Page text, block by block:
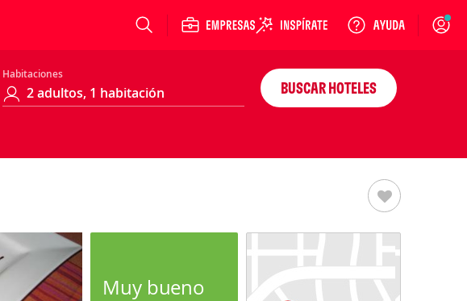
Login
Habitaciones
BUSCAR HOTELES
Muy bueno